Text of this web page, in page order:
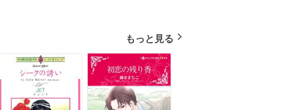
もっと見る